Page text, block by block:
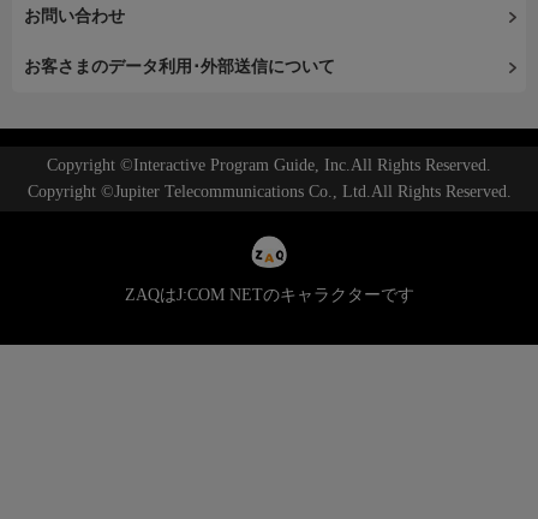
お問い合わせ
お客さまのデータ利用･外部送信について
Copyright ©Interactive Program Guide, Inc.All Rights Reserved.
Copyright ©Jupiter Telecommunications Co., Ltd.All Rights Reserved.
ZAQはJ:COM NETのキャラクターです